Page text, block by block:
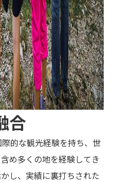
合
的な観光経験を持ち、世
め多くの地を経験してき
し、実績に裏打ちされた